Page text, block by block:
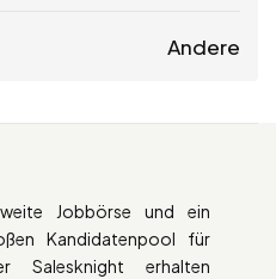
Andere
Jobbörse und ein
Kandidatenpool für
Salesknight erhalten